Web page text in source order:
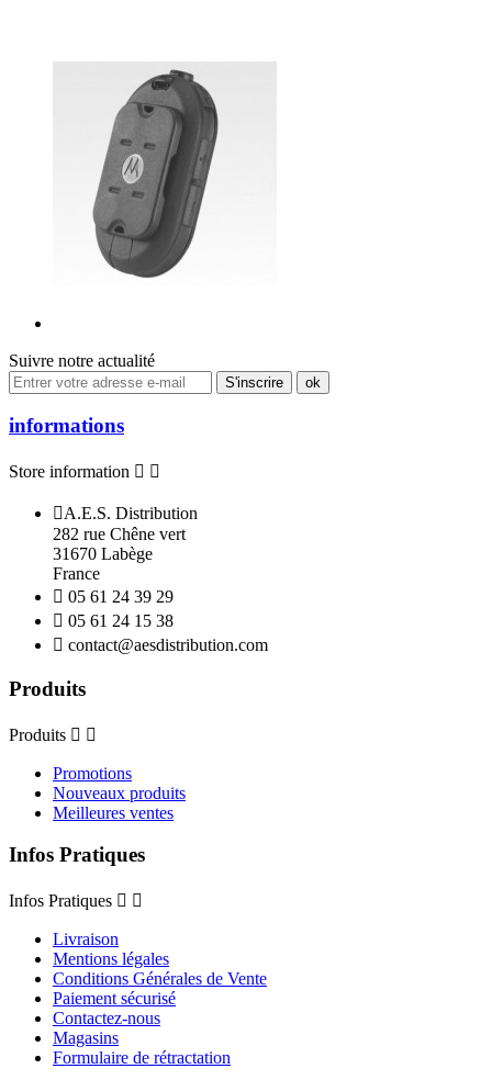
Suivre notre actualité
informations
Store information  
A.E.S. Distribution
282 rue Chêne vert
31670 Labège
France
 05 61 24 39 29
 05 61 24 15 38
 contact@aesdistribution.com
Produits
Produits  
Promotions
Nouveaux produits
Meilleures ventes
Infos Pratiques
Infos Pratiques  
Livraison
Mentions légales
Conditions Générales de Vente
Paiement sécurisé
Contactez-nous
Magasins
Formulaire de rétractation